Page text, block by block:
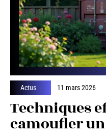
Actus 11 mars 2026
Techniques
camoufler